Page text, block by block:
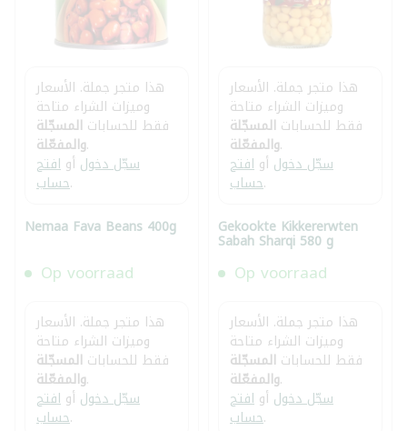
هذا متجر جملة. الأسعار
وميزات الشراء متاحة
فقط للحسابات المسجّلة
والمفعّلة.
سجّل دخول أو افتح
حساب.
Nemaa Fava Beans 400g
Op voorraad
هذا متجر جملة. الأسعار
وميزات الشراء متاحة
فقط للحسابات المسجّلة
والمفعّلة.
سجّل دخول أو افتح
حساب.
هذا متجر جملة. الأسعار
وميزات الشراء متاحة
فقط للحسابات المسجّلة
والمفعّلة.
سجّل دخول أو افتح
حساب.
Gekookte Kikkererwten
Sabah Sharqi 580 g
Op voorraad
هذا متجر جملة. الأسعار
وميزات الشراء متاحة
فقط للحسابات المسجّلة
والمفعّلة.
سجّل دخول أو افتح
حساب.